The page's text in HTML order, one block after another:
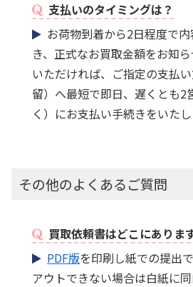
支払いのタイミングは？
お荷物到着から2日程度で
き、正式なお買取金額をお知
いただければ、ご指定の支払
留）へ最短で即日、遅くとも2
く）にお支払い手続きをいたし
その他のよくあるご質問
買取依頼書はどこにありま
PDF版を印刷し紙での提出
アウトできない場合は白紙に